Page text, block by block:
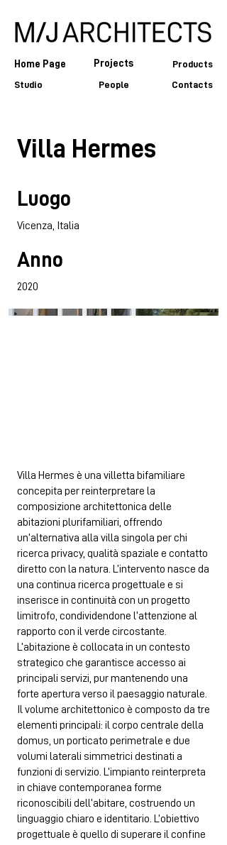
Home Page Projects Products
Studio People Contacts
Villa Hermes
Luogo
Vicenza, Italia
Anno
2020
Villa Hermes è una villetta bifamiliare
concepita per reinterpretare la
composizione architettonica delle
abitazioni plurifamiliari, offrendo
un’alternativa alla villa singola per chi
ricerca privacy, qualità spaziale e contatto
diretto con la natura. L’intervento nasce da
una continua ricerca progettuale e si
inserisce in continuità con un progetto
limitrofo, condividendone l’attenzione al
rapporto con il verde circostante.
L’abitazione è collocata in un contesto
strategico che garantisce accesso ai
principali servizi, pur mantenendo una
forte apertura verso il paesaggio naturale.
Il volume architettonico è composto da tre
elementi principali: il corpo centrale della
domus, un porticato perimetrale e due
volumi laterali simmetrici destinati a
funzioni di servizio. L’impianto reinterpreta
in chiave contemporanea forme
riconoscibili dell’abitare, costruendo un
linguaggio chiaro e identitario. L’obiettivo
progettuale è quello di superare il confine